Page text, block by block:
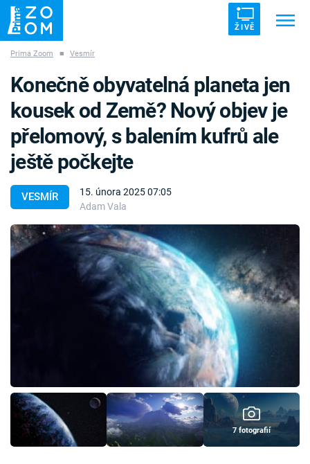
ŽIVĚ
ZÁHADY VETŘELCI DÁVNOVĚKU
Témata
Témata
Pořady
Přihlášení
Prima Zoom ■ Vesmír
VESMÍR
15. února 2025 07:05
Adam Vala
Konečně obyvatelná planeta jen
kousek od Země? Nový objev je
přelomový, s balením kufrů ale
ještě počkejte
7 fotografií